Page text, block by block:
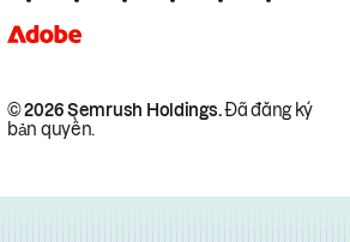
© 2026 Semrush Holdings.Đã đăng ký
bản quyền.